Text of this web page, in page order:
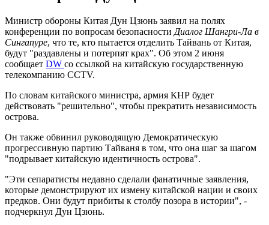
Министр обороны Китая Дун Цзюнь заявил на полях
конференции по вопросам безопасности Диалог Шангри-Ла в
Сингапуре, что те, кто пытается отделить Тайвань от Китая,
будут "раздавлены и потерпят крах". Об этом 2 июня
сообщает DW со ссылкой на китайскую государственную
телекомпанию CCTV.
По словам китайского министра, армия КНР будет
действовать "решительно", чтобы прекратить независимость
острова.
Он также обвинил руководящую Демократическую
прогрессивную партию Тайваня в том, что она шаг за шагом
"подрывает китайскую идентичность острова".
"Эти сепаратисты недавно сделали фанатичные заявления,
которые демонстрируют их измену китайской нации и своих
предков. Они будут прибиты к столбу позора в истории", -
подчеркнул Дун Цзюнь.